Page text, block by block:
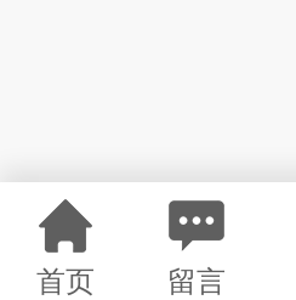
首页 留言